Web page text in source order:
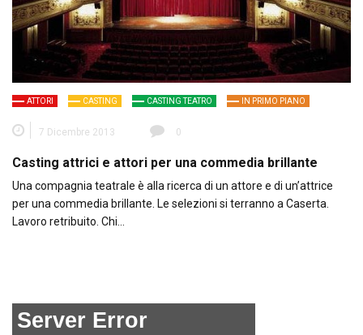
ATTORI CASTING CASTING TEATRO IN PRIMO PIANO
7 Dicembre 2013 0
Casting attrici e attori per una commedia brillante
Una compagnia teatrale è alla ricerca di un attore e di un’attrice
per una commedia brillante. Le selezioni si terranno a Caserta.
Lavoro retribuito. Chi…